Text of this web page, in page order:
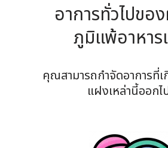
อาการทั่วไปขอ
ภูมิแพ้อาหา
คุณสามารถกำจัดอาการที่
แฝงเหล่านี้ออกไ